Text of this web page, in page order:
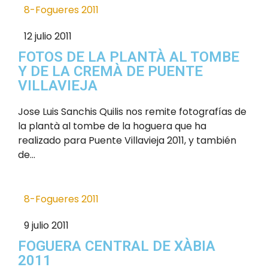
8-Fogueres 2011
12 julio 2011
FOTOS DE LA PLANTÀ AL TOMBE
Y DE LA CREMÀ DE PUENTE
VILLAVIEJA
Jose Luis Sanchis Quilis nos remite fotografías de
la plantà al tombe de la hoguera que ha
realizado para Puente Villavieja 2011, y también
de...
8-Fogueres 2011
9 julio 2011
FOGUERA CENTRAL DE XÀBIA
2011